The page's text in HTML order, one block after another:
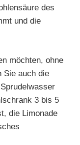
des
und die
möchten, ohne
Sie auch die
3 bis 5
die Limonade